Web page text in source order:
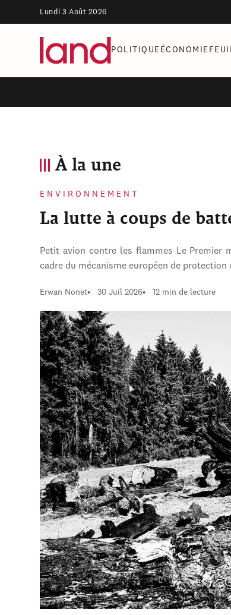
Lundi 3 Août 2026
POLITIQUE ÉCONOMIE
À la une
ENVIRONNEMENT
La lutte à coups de
Petit avion contre les flammes Le Premier
cadre du mécanisme européen de protection
Erwan Nonet 30 Juil 2026 12 min de lecture